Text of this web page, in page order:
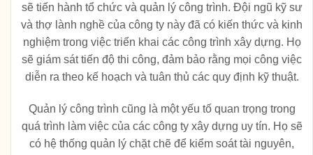
sẽ tiến hành tổ chức và quản lý công trình. Đội ngũ kỹ sư
và thợ lành nghề của công ty này đã có kiến thức và kinh
nghiệm trong việc triển khai các công trình xây dựng. Họ
sẽ giám sát tiến độ thi công, đảm bảo rằng mọi công việc
diễn ra theo kế hoạch và tuân thủ các quy định kỹ thuật.
Quản lý công trình cũng là một yếu tố quan trọng trong
quá trình làm việc của các công ty xây dựng uy tín. Họ sẽ
có hệ thống quản lý chặt chẽ để kiểm soát tài nguyên,